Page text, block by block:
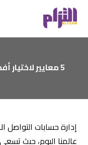
5 معايير
إدارة حسابات
عالمنا اليوم، حيث